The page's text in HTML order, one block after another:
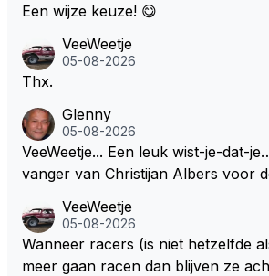
Een wijze keuze! 😋
VeeWeetje
05-08-2026
Thx.
Glenny
05-08-2026
VeeWeetje... Een leuk wist-je-dat-je… De tijdelijke ver
vanger van Christijan Albers voor
rkus Winkelhock. Vanaf de race
oeltje definitief overgenomen door
o. Na 2 rondes gokte Markus Winkelhock goed (hij k
VeeWeetje
05-08-2026
Wanneer racers (is niet hetzelfde
meer gaan racen dan blijven ze